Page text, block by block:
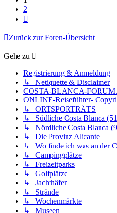
2
Zurück zur Foren-Übersicht
Gehe zu
Registrierung & Anmeldung
↳ Netiquette & Disclaimer
COSTA-BLANCA-
ONLINE-Reiseführer-
↳ ORTSPORTRÄTS
↳ Südliche Costa Blanca
↳ Nördliche Costa Blanca
↳ Die Provinz Alicante
↳ Wo finde ich was an der
↳ Campingplätze
↳ Freizeitparks
↳ Golfplätze
↳ Jachthäfen
↳ Strände
↳ Wochenmärkte
↳ Museen